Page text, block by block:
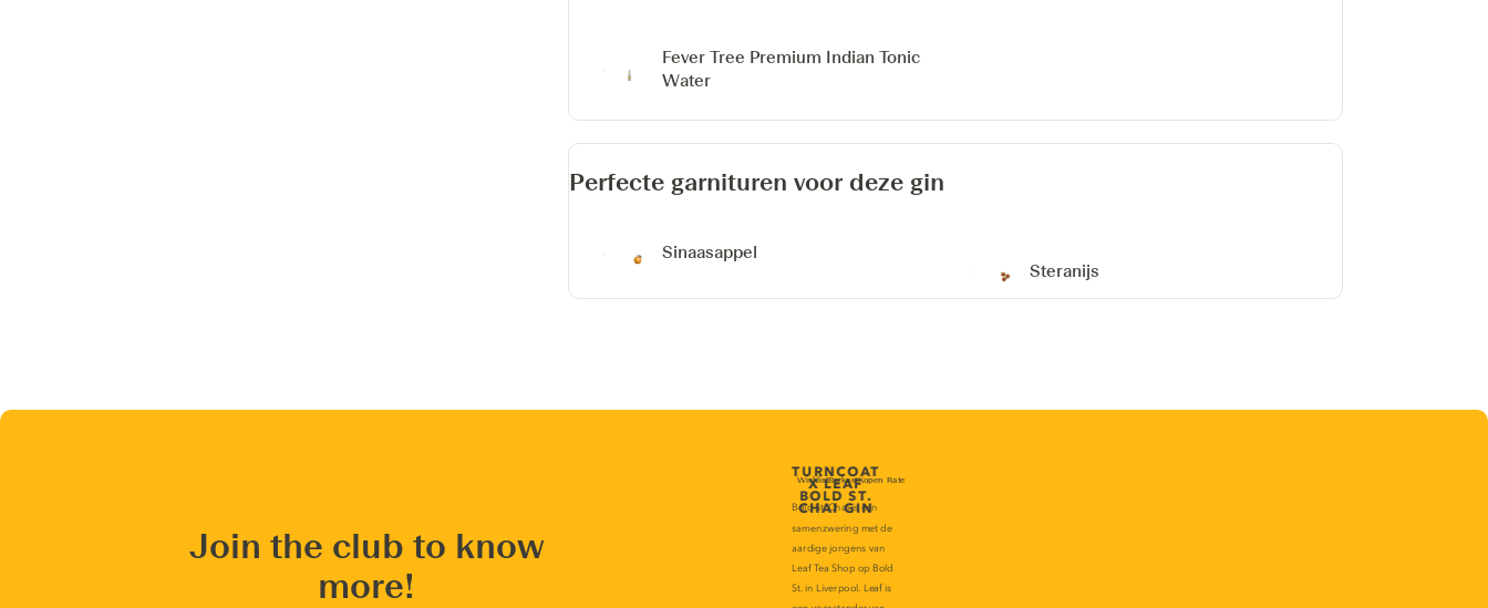
Fever Tree Premium Indian Tonic
Water
Perfecte garnituren voor deze gin
Sinaasappel
Steranijs
Join the club to know
more!